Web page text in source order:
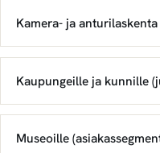
Kamera- ja anturilaskenta
Kaupungeille ja kunnille
Museoille